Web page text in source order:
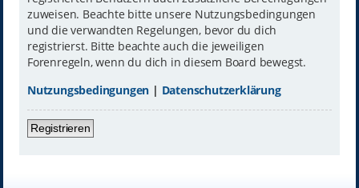
zuweisen. Beachte bitte unsere Nutzungsbedingungen
und die verwandten Regelungen, bevor du dich
registrierst. Bitte beachte auch die jeweiligen
Forenregeln, wenn du dich in diesem Board bewegst.
Nutzungsbedingungen | Datenschutzerklärung
Registrieren